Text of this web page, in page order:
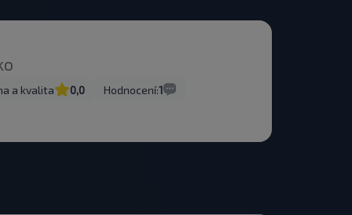
a kvalita 0,0 Hodnocení:1